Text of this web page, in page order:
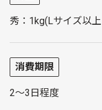
秀：1kg(Lサイズ以
消費期限
2～3日程度